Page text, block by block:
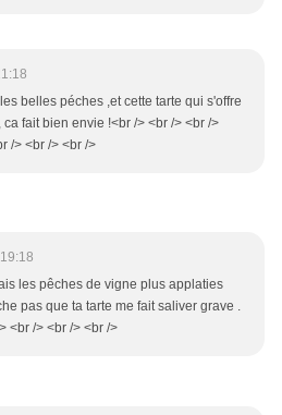
belles péches ,et cette tarte qui s'offre
fait bien envie !<br /> <br /> <br />
/> <br /> <br />
les pêches de vigne plus applaties
pas que ta tarte me fait saliver grave .
<br /> <br /> <br />